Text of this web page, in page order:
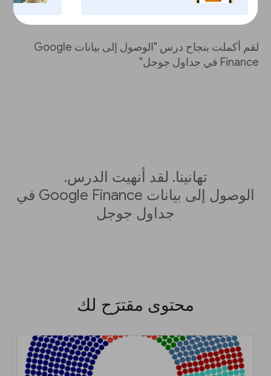
لقم أكملت بنجاح درس "الوصول إلى بيانات Google
Finance في جداول جوجل"
تهانينا. لقد أنهيت الدرس.
الوصول إلى بيانات Google Finance في
جداول جوجل
محتوى مقترَح لك